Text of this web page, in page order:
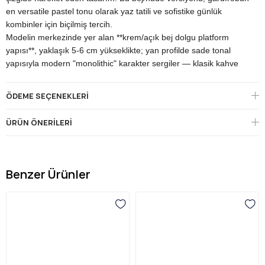
en versatile pastel tonu olarak yaz tatili ve sofistike günlük
kombinler için biçilmiş tercih.
Modelin merkezinde yer alan **krem/açık bej dolgu platform
yapısı**, yaklaşık 5-6 cm yükseklikte; yan profilde sade tonal
yapısıyla modern "monolithic" karakter sergiler — klasik kahve
mid-platform yükseklik klasik düz tabanın stabilitesini koruyarak
ayakkabıya boy uzatan zarif bir oran katar. Yan profilde dolgu
modelin imza mücevher detayı — Hermès Chypre topuk altı
taşır. Dişli/dalgalı outsole anti-slip yüzeyiyle ıslak/kuru zeminde
güvenli tutuş sağlar. Ortopedik destekli iç ayak yatağı uzun gün
felsefesinin doğrudan yansıması.
ÖDEME SEÇENEKLERI
ÜRÜN ÖNERILERI
Benzer Ürünler